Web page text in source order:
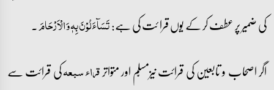
کی ضمیر پر عطف کر کے یوں قرا ئت کی ہے:تَسَآءَلُوۡنَ بِہٖ وَ الۡاَرۡحَامَ۔
اگر اصحاب و تابعین کی قرائت نیزمسلّم اور متواترقراء سبعہکی قرائت سے